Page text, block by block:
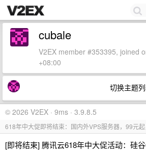
cubale
V2EX member #353395, joined
+08:00
切换主题
© 2026 V2EX · 9ms · 3.9.8.5
618年中大促即将结束：国内外VPS服务器，99元
[即将结束] 腾讯云618年中大促活动：硅